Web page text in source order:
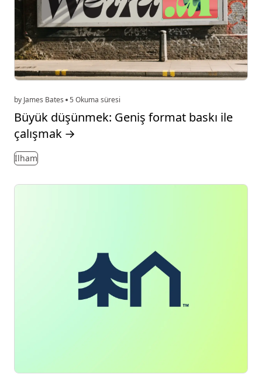
by James Bates 5 Okuma süresi
Büyük düşünmek: Geniş format baskı ile
çalışmak →
İlham